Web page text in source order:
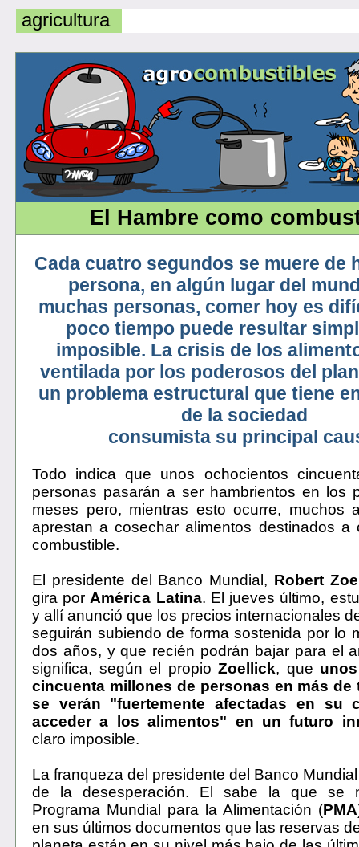
agricultura
El Hambre como
Cada cuatro segundos se muere de
persona, en algún lugar del
muchas personas, comer hoy es
poco tiempo puede resultar
imposible. La crisis de los
ventilada por los poderosos del
un problema estructural que tiene
de la sociedad
consumista su principal
Todo indica que unos ochocientos
personas pasarán a ser hambrientos en los
meses pero, mientras esto ocurre, muchos
aprestan a cosechar alimentos destinados a
combustible.
El presidente del Banco Mundial, Robert
gira por América Latina. El jueves último,
y allí anunció que los precios internacionales
seguirán subiendo de forma sostenida por lo
dos años, y que recién podrán bajar para el
significa, según el propioZoellick, que
cincuenta millones de personas en más de
se verán "fuertemente afectadas en su
acceder a los alimentos" en un futuro
claro imposible.
La franqueza del presidente del Banco
de la desesperación. El sabe la que se
Programa Mundial para la Alimentación (PMA
en sus últimos documentos que las reservas